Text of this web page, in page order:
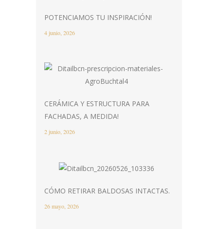
POTENCIAMOS TU INSPIRACIÓN!
4 junio, 2026
CERÁMICA Y ESTRUCTURA PARA
FACHADAS, A MEDIDA!
2 junio, 2026
CÓMO RETIRAR BALDOSAS INTACTAS.
26 mayo, 2026